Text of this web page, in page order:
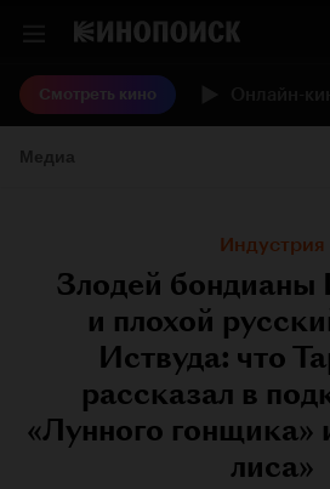
Смотреть кино
Индустрия
Злодей
и плохой
Иствуда: что
рассказал в
«Лунного гонщика»
лиса»